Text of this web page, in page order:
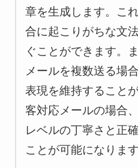
章を生成します。こ
合に起こりがちな文
ぐことができます。
メールを複数送る場
表現を維持すること
客対応メールの場合
レベルの丁寧さと正
ことが可能になります